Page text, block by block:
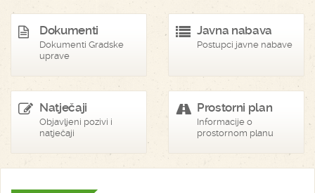
Dokumenti
Dokumenti Gradske
uprave
Javna nabava
Postupci javne nabave
Natječaji
Objavljeni pozivi i
natječaji
Prostorni plan
Informacije o
prostornom planu